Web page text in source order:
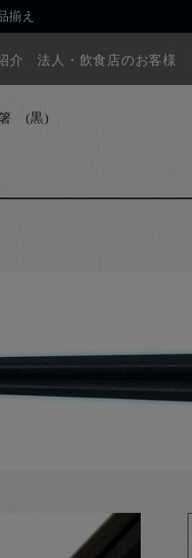
揃え
介 法人・飲食店のお客様
箸 (黒)